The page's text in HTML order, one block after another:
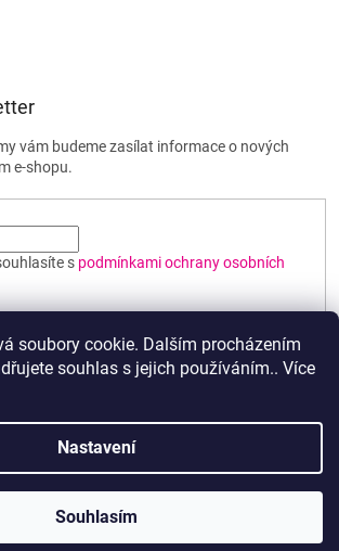
soubory cookie. Dalším procházením
souhlas s jejich používáním.. Více
Nastavení
Souhlasím
vám budeme zasílat informace o nových
e-shopu.
s podmínkami ochrany osobních
Vytvořil Shoptet
BEST. Všechna práva vyhrazena.Upravit
nastavení cookies